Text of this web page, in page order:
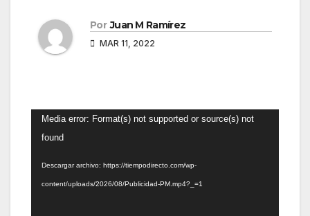
Por Juan M Ramírez
MAR 11, 2022
Reproductor
de
Media error: Format(s) not supported or source(s) not
found
Descargar archivo: https://tiempodirecto.com/wp-
content/uploads/2026/08/Publicidad-PM.mp4?_=1